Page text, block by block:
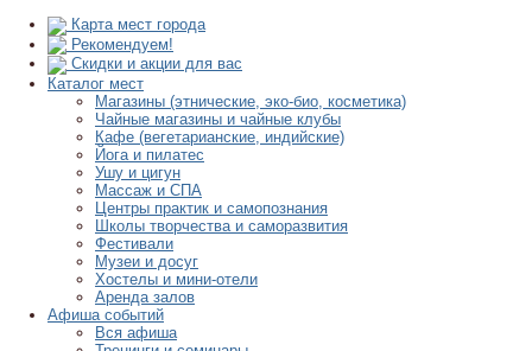
Карта мест города
Рекомендуем!
Скидки и акции для вас
Каталог мест
Магазины (этнические, эко-био, косметика)
Чайные магазины и чайные клубы
Кафе (вегетарианские, индийские)
Йога и пилатес
Ушу и цигун
Массаж и СПА
Центры практик и самопознания
Школы творчества и саморазвития
Фестивали
Музеи и досуг
Хостелы и мини-отели
Аренда залов
Афиша событий
Вся афиша